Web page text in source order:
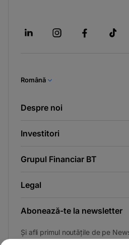
Română
Despre noi
Investitori
Grupul Financiar BT
Legal
Abonează-te la newsletter
Și afli primul noutățile de pe